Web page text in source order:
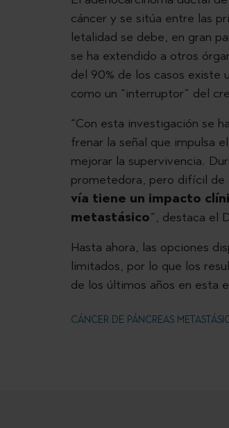
cáncer y se sitúa entre las
letalidad se debe, en gran
se ha extendido a otros
del 90% de los casos existe
como un “interruptor” del
“Con esta investigación se
frenar la señal que impulsa
mejorar la supervivencia.
prometedora, pero difícil de
vía tiene un impacto
metastásico”, destaca el
Hasta ahora, las opciones
limitados, por lo que los
de los últimos años en esta
CÁNCER DE PÁNCREAS